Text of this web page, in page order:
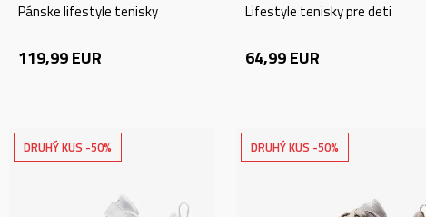
Pánske lifestyle tenisky
119,99EUR
Lifestyle tenisky pre deti
64,99EUR
DRUHÝ KUS -50% DRUHÝ KUS -50%